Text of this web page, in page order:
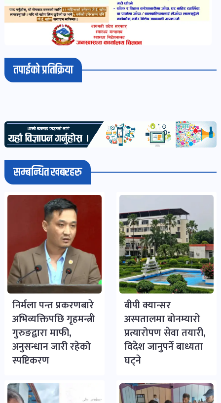
तपाईको प्रतिक्रिया
सम्बन्धित खबरहरु
निर्मला पन्त प्रकरणबारे
अभिव्यक्तिपछि गृहमन्त्री
गुरुङद्वारा माफी,
अनुसन्धान जारी रहेको
स्पष्टिकरण
बीपी क्यान्सर
अस्पतालमा बोनम्यारो
प्रत्यारोपण सेवा तयारी,
विदेश जानुपर्ने बाध्यता
घट्ने